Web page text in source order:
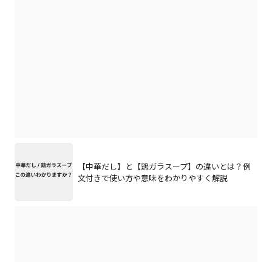
【中華だし】と【鶏ガラスープ】の違いとは？例
文付きで使い方や意味をわかりやすく解説